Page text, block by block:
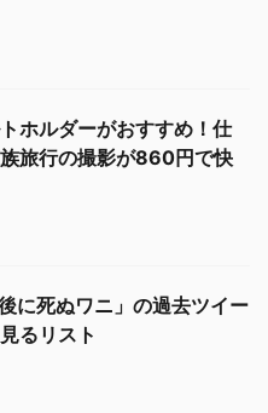
ホルダーがおすすめ！仕
旅行の撮影が860円で快
に死ぬワニ」の過去ツイー
るリスト